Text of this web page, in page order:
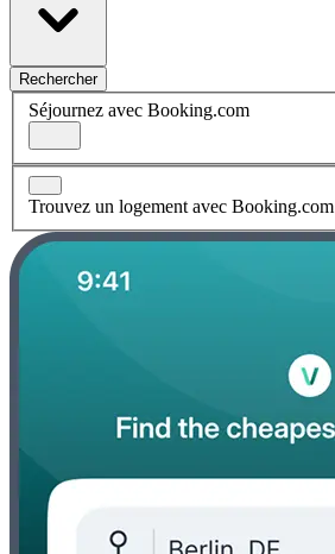
Rechercher
Séjournez avec Booking.com
Trouvez un logement avec Booking.com